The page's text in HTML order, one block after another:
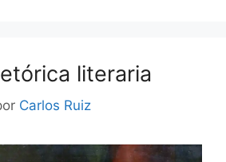
literaria
Carlos Ruiz